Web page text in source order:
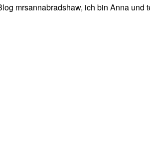
mrsannabradshaw, ich bin Anna